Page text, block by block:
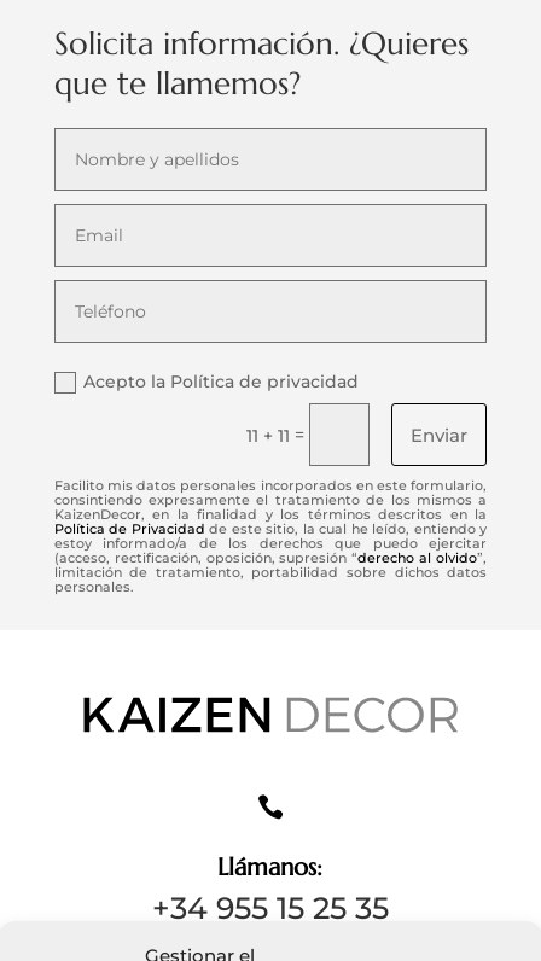
Gestionar el
Solicita información. ¿Quieres
que te llamemos?
Acepto la Política de privacidad
11 + 11 = Enviar
Facilito mis datos personales incorporados en este formulario,
consintiendo expresamente el tratamiento de los mismos a
KaizenDecor, en la finalidad y los términos descritos en la
Política de Privacidad de este sitio, la cual he leído, entiendo y
estoy informado/a de los derechos que puedo ejercitar
(acceso, rectificación, oposición, supresión “derecho al olvido”,
limitación de tratamiento, portabilidad sobre dichos datos
personales.

Llámanos:
+34 955 15 25 35